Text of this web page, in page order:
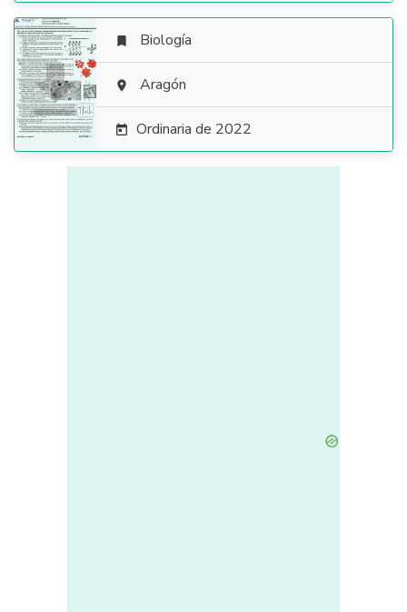

 Biología
 Aragón
 Ordinaria de 2022